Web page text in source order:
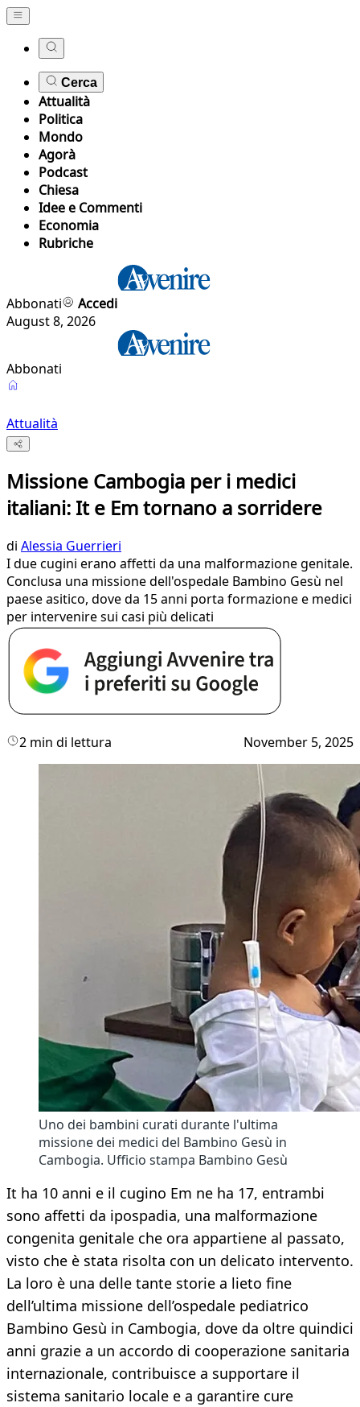
Cerca
Attualità
Politica
Mondo
Agorà
Podcast
Chiesa
Idee e Commenti
Economia
Rubriche
Abbonati
Accedi
August 8, 2026
Abbonati
Attualità
Missione Cambogia per i medici
italiani: It e Em tornano a sorridere
di Alessia Guerrieri
I due cugini erano affetti da una malformazione genitale.
Conclusa una missione dell'ospedale Bambino Gesù nel
paese asitico, dove da 15 anni porta formazione e medici
per intervenire sui casi più delicati
2 min di lettura November 5, 2025
Uno dei bambini curati durante l'ultima
missione dei medici del Bambino Gesù in
Cambogia. Ufficio stampa Bambino Gesù
It ha 10 anni e il cugino Em ne ha 17, entrambi
sono affetti da ipospadia, una malformazione
congenita genitale che ora appartiene al passato,
visto che è stata risolta con un delicato intervento.
La loro è una delle tante storie a lieto fine
dell’ultima missione dell’ospedale pediatrico
Bambino Gesù in Cambogia, dove da oltre quindici
anni grazie a un accordo di cooperazione sanitaria
internazionale, contribuisce a supportare il
sistema sanitario locale e a garantire cure